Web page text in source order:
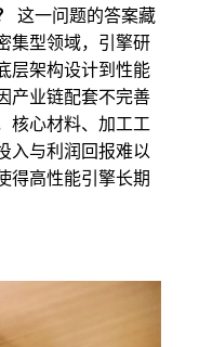
这一问题的答案藏
集型领域，引擎研
层架构设计到性能
产业链配套不完善
核心材料、加工工
入与利润回报难以
得高性能引擎长期